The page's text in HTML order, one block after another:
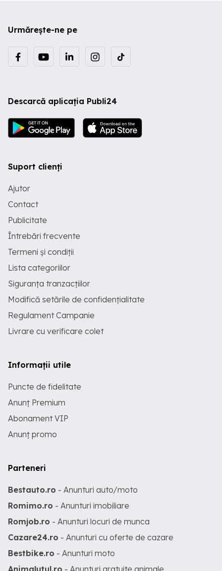
Urmărește-ne pe
Descarcă aplicația Publi24
Suport clienți
Ajutor
Contact
Publicitate
Întrebări frecvente
Termeni și condiții
Lista categoriilor
Siguranța tranzacțiilor
Modifică setările de confidențialitate
Regulament Campanie
Livrare cu verificare colet
Informații utile
Puncte de fidelitate
Anunț Premium
Abonament VIP
Anunț promo
Parteneri
Bestauto.ro - Anunturi auto/moto
Romimo.ro - Anunturi imobiliare
Romjob.ro - Anunturi locuri de munca
Cazare24.ro - Anunturi cu oferte de cazare
Bestbike.ro - Anunturi moto
Animalutul.ro - Anunturi gratuite animale